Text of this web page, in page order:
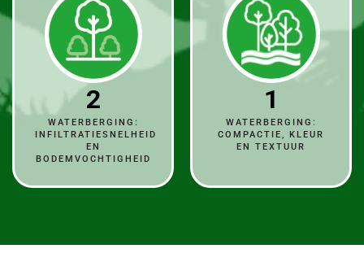
2
WATERBERGING:
INFILTRATIESNELHEID
EN
BODEMVOCHTIGHEID
1
WATERBERGING:
COMPACTIE, KLEUR
EN TEXTUUR